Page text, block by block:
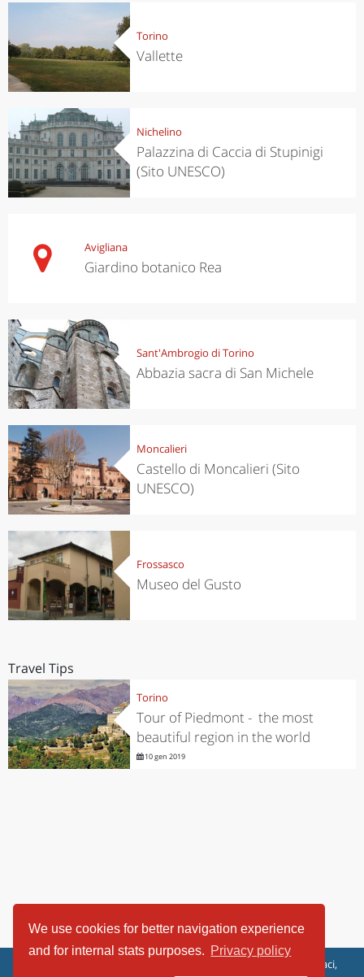
We use cookies for better navigation experience
and for internal stats purposes. Privacy policy
Torino
Vallette
Nichelino
Palazzina di Caccia di Stupinigi
(Sito UNESCO)
Avigliana
Giardino botanico Rea
Sant'Ambrogio di Torino
Abbazia sacra di San Michele
Moncalieri
Castello di Moncalieri (Sito
UNESCO)
Frossasco
Museo del Gusto
Travel Tips
Torino
Tour of Piedmont - the most
beautiful region in the world
10 gen 2019
ViaggiArt - © 2013-2026 Altrama Italia SRL | Piazza Caduti di Capaci,